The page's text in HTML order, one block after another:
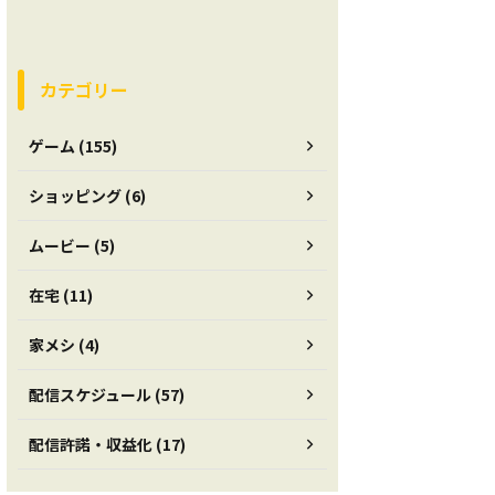
カテゴリー
ゲーム (155)
ショッピング (6)
ムービー (5)
在宅 (11)
家メシ (4)
配信スケジュール (57)
配信許諾・収益化 (17)